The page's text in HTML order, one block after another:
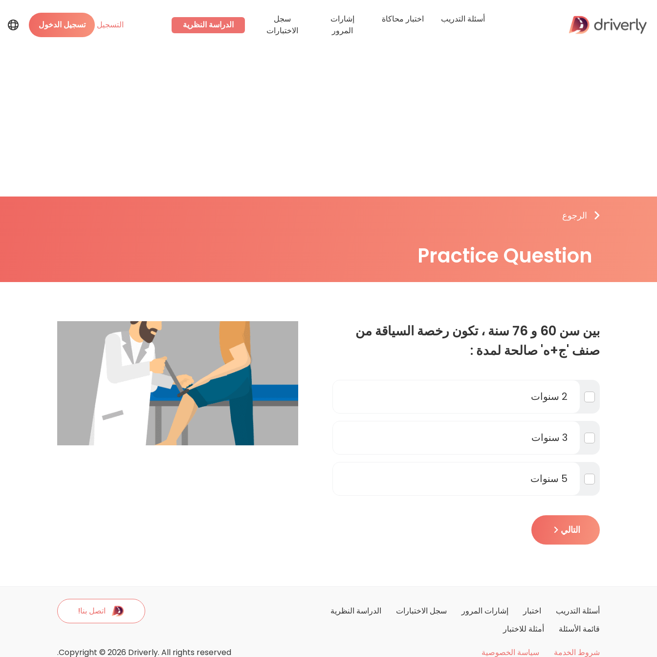
أسئلة التدريب اختبار محاكاة
إشارات
المرور
سجل
الاختبارات
الدراسة النظرية التسجيل تسجيل الدخول
الرجوع
Practice Question
بين سن 60 و 76 سنة ، تكون رخصة السياقة من
صنف 'ج+ه' صالحة لمدة :
2 سنوات
3 سنوات
5 سنوات
التالي
أسئلة التدريب اختبار إشارات المرور سجل الاختبارات الدراسة النظرية
اتصل بنا!
قائمة الأسئلة
أمثلة للاختبار
شروط الخدمة سياسة الخصوصية Copyright © 2026 Driverly. All rights reserved.